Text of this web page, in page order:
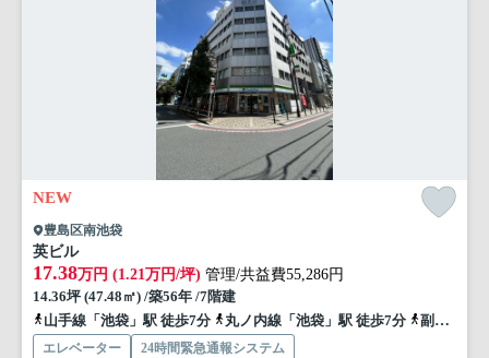
NEW
豊島区南池袋
英ビル
17.38万円 (1.21万円/坪) 管理/共益費55,286円
14.36坪 (47.48㎡) /築56年 /7階建
山手線「池袋」駅 徒歩7分
丸ノ内線「池袋」駅 徒歩7分 副都心線「池袋」駅 徒歩7分
エレベーター 24時間緊急通報システム